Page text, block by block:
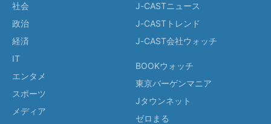
社会
政治
経済
IT
エンタメ
スポーツ
メディア
J-CASTニュース
J-CASTトレンド
J-CAST会社ウォッチ
BOOKウォッチ
東京バーゲンマニア
Jタウンネット
ゼロまる